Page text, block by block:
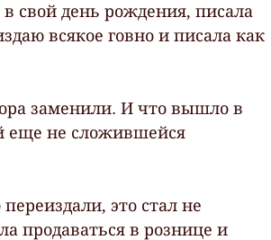
свой день рождения, писала
всякое говно и писала как
заменили. И что вышло в
еще не сложившейся
это стал не
продаваться в рознице и